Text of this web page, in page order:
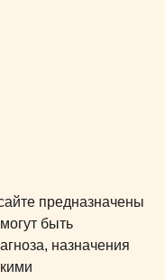
предназначены
быть
назначения